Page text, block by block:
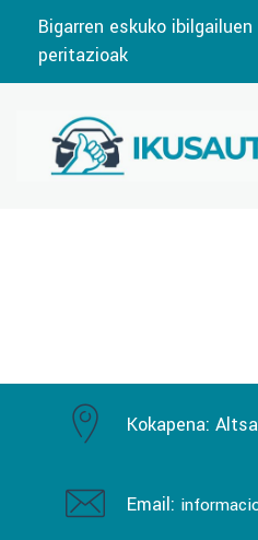
Bigarren eskuko
peritazioak
Kokapena:
Email: